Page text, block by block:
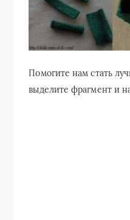
Помогите нам стать
выделите фрагмент и